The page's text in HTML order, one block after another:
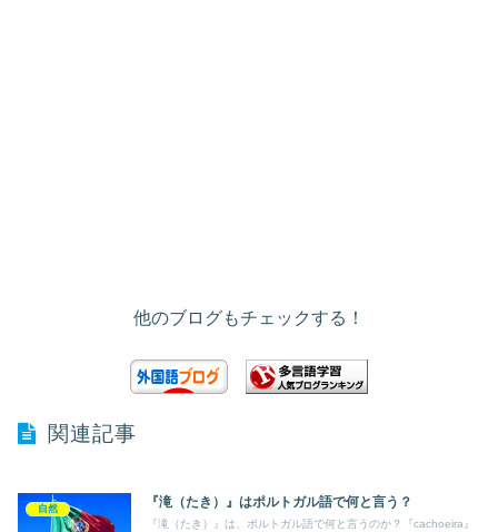
他のブログもチェックする！
関連記事
自然 『滝（たき）』はポルトガル語で何と言う？
『滝（たき）』は、ポルトガル語で何と言うのか？『cachoeira』